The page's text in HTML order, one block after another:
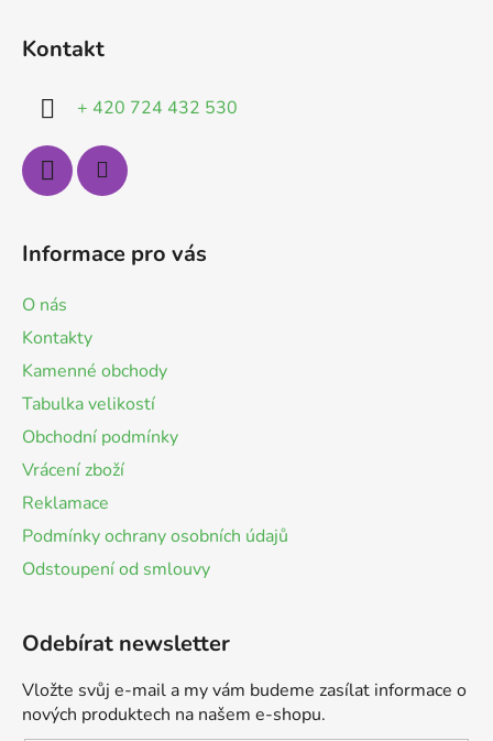
Kontakt
+ 420 724 432 530
Informace pro vás
O nás
Kontakty
Kamenné obchody
Tabulka velikostí
Obchodní podmínky
Vrácení zboží
Reklamace
Podmínky ochrany osobních údajů
Odstoupení od smlouvy
Odebírat newsletter
Vložte svůj e-mail a my vám budeme zasílat informace o
nových produktech na našem e-shopu.